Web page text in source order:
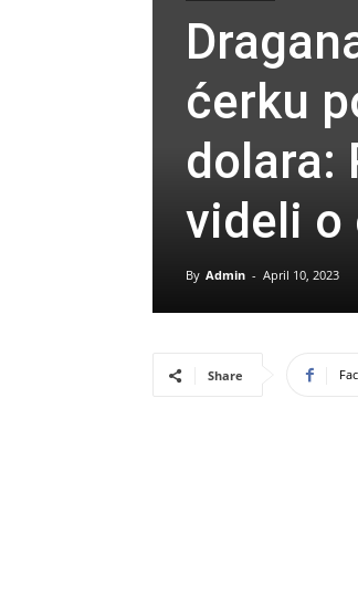
ćerku
dolara:
videli o
By Admin - April 10, 2023
Share